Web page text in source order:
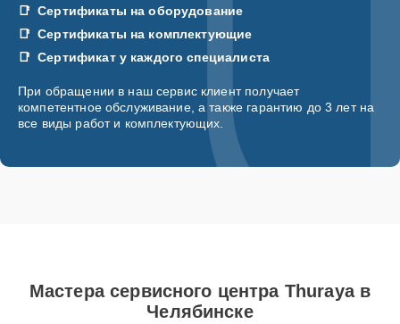
Сертификаты на оборудование
Сертификаты на комплектующие
Сертификат у каждого специалиста
При обращении в наш сервис клиент получает
компетентное обслуживание, а также гарантию до 3 лет на
все виды работ и комплектующих.
Мастера сервисного центра Thuraya в
Челябинске